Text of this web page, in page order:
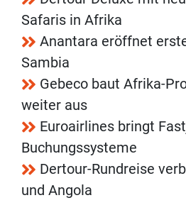
Safaris in Afrika
Anantara eröffnet
Sambia
Gebeco baut Afrika-
weiter aus
Euroairlines bringt
Buchungssysteme
Dertour-Rundreise
und Angola